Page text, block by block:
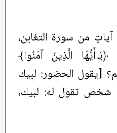
من سورة التغابن،
الَّذِينَ آمَنُوا﴾
سمعتم؟ [يقول الحضور: لبيك
شخص تقول له: لبيك،